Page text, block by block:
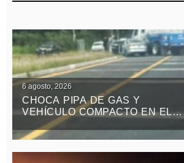
6 agosto, 2026
CHOCA PIPA DE GAS Y
VEHÍCULO COMPACTO EN EL
RETORNO DE LA ZONA MILITAR
DE PANOTLA